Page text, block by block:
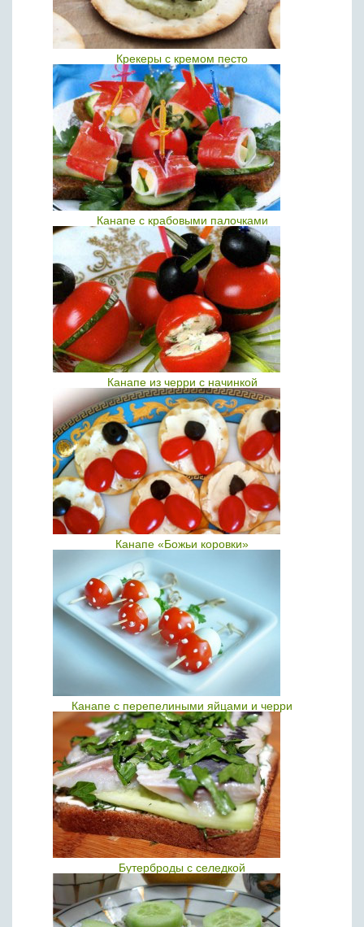
Крекеры с кремом песто
Канапе с крабовыми палочками
Канапе из черри с начинкой
Канапе «Божьи коровки»
Канапе с перепелиными яйцами и черри
Бутерброды с селедкой